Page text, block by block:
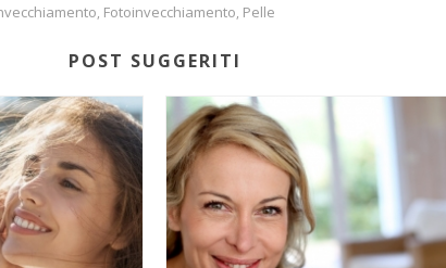
, Fotoinvecchiamento, Pelle
POST SUGGERITI